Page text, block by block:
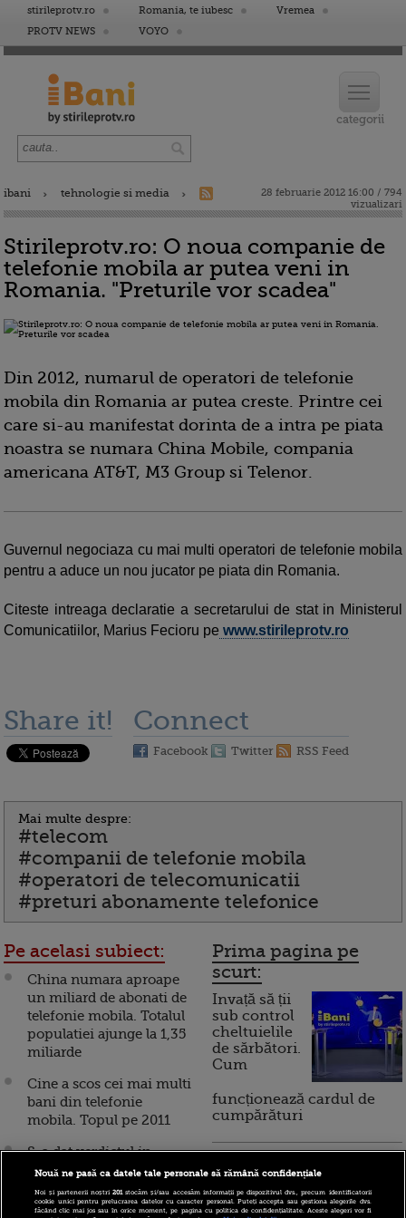
stirileprotv.ro Romania, te iubesc
Vremea
PROTV NEWS
VOYO
ibani tehnologie si media
28 februarie 2012 16:00 / 794
vizualizari
Stirileprotv.ro: O noua companie de
telefonie mobila ar putea veni in
Romania. "Preturile vor scadea"
Din 2012, numarul de operatori de telefonie
mobila din Romania ar putea creste. Printre cei
care si-au manifestat dorinta de a intra pe piata
noastra se numara China Mobile, compania
americana AT&T, M3 Group si Telenor.
Guvernul negociaza cu mai multi operatori de telefonie mobila
pentru a aduce un nou jucator pe piata din Romania.
Citeste intreaga declaratie a secretarului de stat in Ministerul
Comunicatiilor, Marius Fecioru pe www.stirileprotv.ro
Share it! Connect
Facebook Twitter RSS Feed
Mai multe despre:
#telecom
#companii de telefonie mobila
#operatori de telecomunicatii
#preturi abonamente telefonice
Pe acelasi subiect:
China numara aproape
un miliard de abonati de
telefonie mobila. Totalul
populatiei ajunge la 1,35
miliarde
Cine a scos cei mai multi
bani din telefonie
mobila. Topul pe 2011
S-a dat verdictul in
razboiul licentelor de
telefonie mobila
Prima pagina pe
scurt:
Invață să ții
sub control
cheltuielile
de sărbători.
Cum
funcționează cardul de
cumpărături
Incont , site-ul Știrile Pro
economice și educație
Nouă ne pasă ca datele tale personale să rămână confidențiale
Noi și partenerii noștri201stocăm și/sau accesăm informații pe dispozitivul dvs., precum identificatorii
cookie unici pentru prelucrarea datelor cu caracter personal. Puteți accepta sau gestiona alegerile dvs.
făcând clic mai jos sau în orice moment, pe pagina cu politica de confidențialitate. Aceste alegeri vor fi